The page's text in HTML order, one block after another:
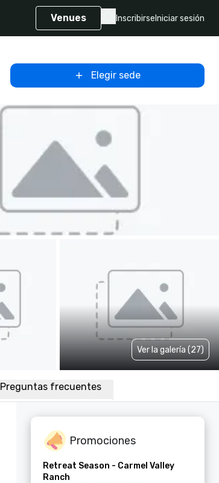
Venues Inscribirse Iniciar sesión
Elegir sede
Ver la galería (27)
Preguntas frecuentes
Promociones
Retreat Season - Carmel Valley
Ranch